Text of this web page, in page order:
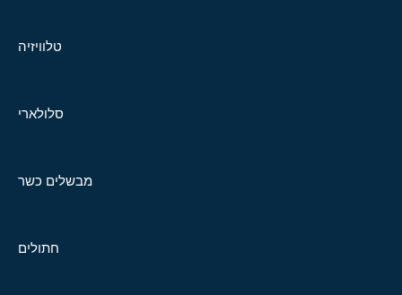
טלוויזיה
סלולארי
מבשלים כשר
חתולים